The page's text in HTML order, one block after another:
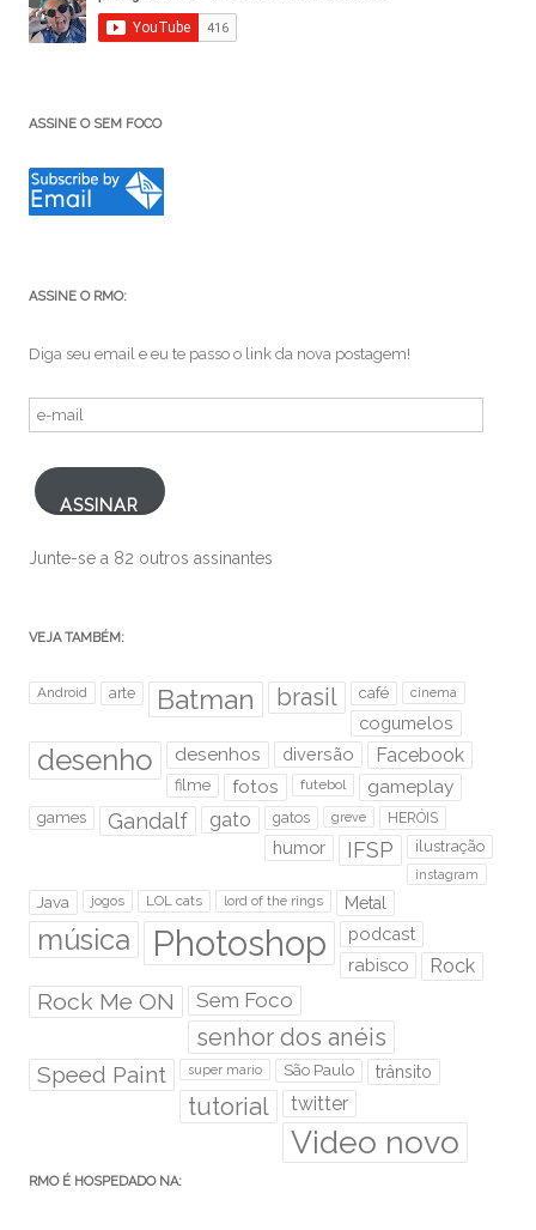
ASSINE O SEM FOCO
ASSINE O RMO:
Diga seu email e eu te passo o link da nova postagem!
e-
ASSINAR
Junte-se a 82 outros assinantes
VEJA TAMBÉM:
Android arte Batman brasil café cinema
cogumelos
desenho desenhos diversão Facebook
filme fotos futebol gameplay
games Gandalf gato gatos greve HERÓIS
humor IFSP ilustração
instagram
Java jogos LOL cats lord of the rings Metal
música Photoshop
podcast
rabisco
Rock
Rock Me ON Sem Foco
senhor dos anéis
Speed Paint super mario São Paulo trânsito
tutorial twitter
Video novo
RMO É HOSPEDADO NA: